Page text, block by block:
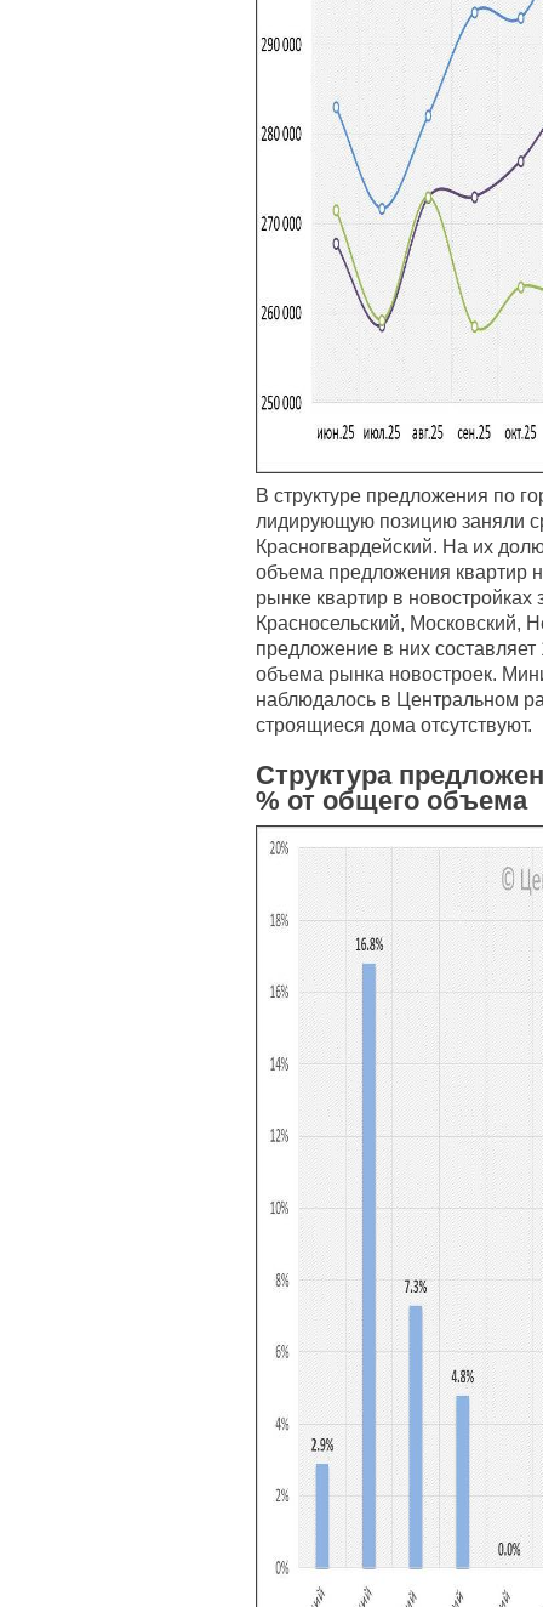
В структуре предложения по
лидирующую позицию заняли
Красногвардейский. На их
объема предложения квартир
рынке квартир в
Красносельский, Московский,
предложение в них составляет
объема рынка новостроек.
наблюдалось в Центральном
строящиеся дома отсутствуют.
Структура
% от общего объема